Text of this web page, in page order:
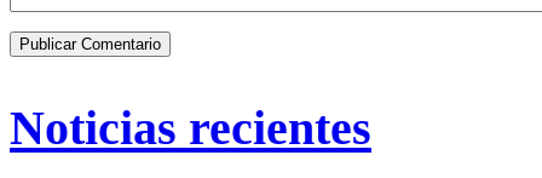
Noticias recientes